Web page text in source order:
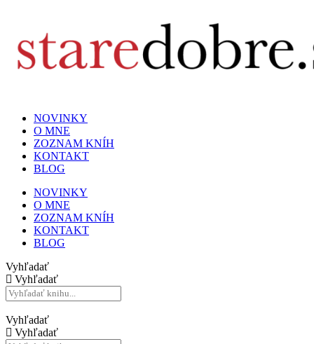
NOVINKY
O MNE
ZOZNAM KNÍH
KONTAKT
BLOG
NOVINKY
O MNE
ZOZNAM KNÍH
KONTAKT
BLOG
Vyhľadať
Vyhľadať
Vyhľadať
Vyhľadať